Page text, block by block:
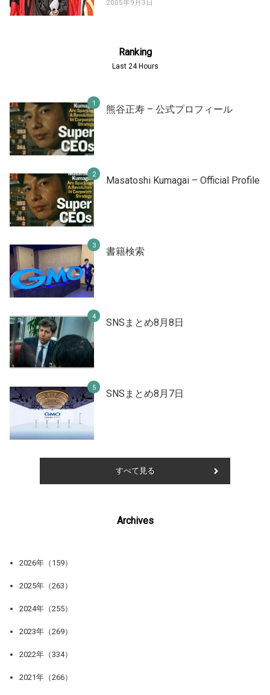
2005年9月3日
Ranking
Last 24 Hours
熊谷正寿 – 公式プロフィール
Masatoshi Kumagai – Official Profile
書籍検索
SNSまとめ8月8日
SNSまとめ8月7日
すべて見る
Archives
2026年（159）
2025年（263）
2024年（255）
2023年（269）
2022年（334）
2021年（266）